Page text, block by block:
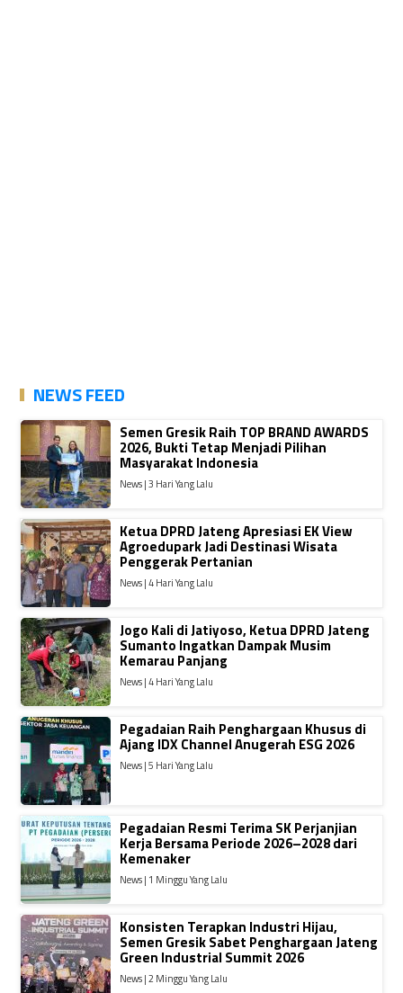
NEWS FEED
Semen Gresik Raih TOP BRAND AWARDS
2026, Bukti Tetap Menjadi Pilihan
Masyarakat Indonesia
News | 3 Hari Yang Lalu
Ketua DPRD Jateng Apresiasi EK View
Agroedupark Jadi Destinasi Wisata
Penggerak Pertanian
News | 4 Hari Yang Lalu
Jogo Kali di Jatiyoso, Ketua DPRD Jateng
Sumanto Ingatkan Dampak Musim
Kemarau Panjang
News | 4 Hari Yang Lalu
Pegadaian Raih Penghargaan Khusus di
Ajang IDX Channel Anugerah ESG 2026
News | 5 Hari Yang Lalu
Pegadaian Resmi Terima SK Perjanjian
Kerja Bersama Periode 2026–2028 dari
Kemenaker
News | 1 Minggu Yang Lalu
Konsisten Terapkan Industri Hijau,
Semen Gresik Sabet Penghargaan Jateng
Green Industrial Summit 2026
News | 2 Minggu Yang Lalu